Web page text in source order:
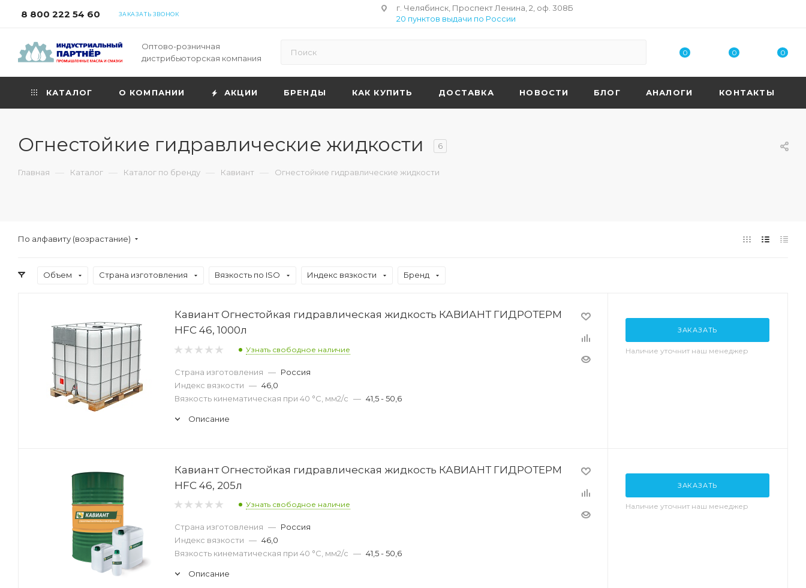
8 800 222 54 60 ЗАКАЗАТЬ ЗВОНОК
г. Челябинск, Проспект Ленина, 2, оф. 308Б
20 пунктов выдачи по России
Оптово-розничная
дистрибьюторская компания
0 0 0
КАТАЛОГ О КОМПАНИИ АКЦИИ БРЕНДЫ КАК КУПИТЬ ДОСТАВКА НОВОСТИ БЛОГ АНАЛОГИ КОНТАКТЫ
Огнестойкие гидравлические жидкости 6
Главная — Каталог — Каталог по бренду — Кавиант — Огнестойкие гидравлические жидкости
По алфавиту (возрастание)
Объем Страна изготовления Вязкость по ISO Индекс вязкости Бренд
Кавиант Огнестойкая гидравлическая жидкость КАВИАНТ ГИДРОТЕРМ
HFC 46, 1000л
Узнать свободное наличие
Страна изготовления — Россия
Индекс вязкости — 46,0
Вязкость кинематическая при 40 °С, мм2/с — 41,5 - 50,6
Описание
ЗАКАЗАТЬ
Наличие уточнит наш менеджер
Кавиант Огнестойкая гидравлическая жидкость КАВИАНТ ГИДРОТЕРМ
HFC 46, 205л
Узнать свободное наличие
Страна изготовления — Россия
Индекс вязкости — 46,0
Вязкость кинематическая при 40 °С, мм2/с — 41,5 - 50,6
Описание
ЗАКАЗАТЬ
Наличие уточнит наш менеджер